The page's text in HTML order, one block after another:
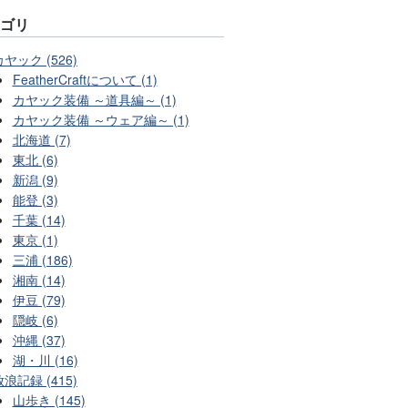
リ
ヤック (526)
FeatherCraftについて (1)
カヤック装備 ～道具編～ (1)
カヤック装備 ～ウェア編～ (1)
北海道 (7)
東北 (6)
新潟 (9)
能登 (3)
千葉 (14)
東京 (1)
三浦 (186)
湘南 (14)
伊豆 (79)
隠岐 (6)
沖縄 (37)
湖・川 (16)
浪記録 (415)
山歩き (145)